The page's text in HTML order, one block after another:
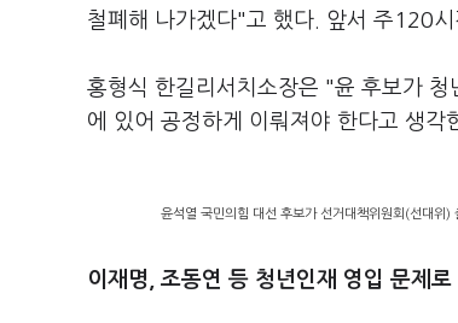
철폐해 나가겠다"고 했다. 앞서 주120
홍형식 한길리서치소장은 "윤 후보가
에 있어 공정하게 이뤄져야 한다고 생각
윤석열 국민의힘 대선 후보가 선거대책위원회(선대위
이재명, 조동연 등 청년인재 영입 문제로